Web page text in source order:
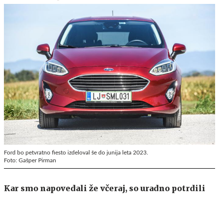
Ford bo petvratno fiesto izdeloval še do junija leta 2023.
Foto: Gašper Pirman
Kar smo napovedali že včeraj, so uradno potrdili